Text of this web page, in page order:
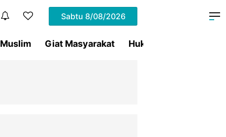
Sabtu 8/08/2026
Muslim Giat Masyarakat Hukum